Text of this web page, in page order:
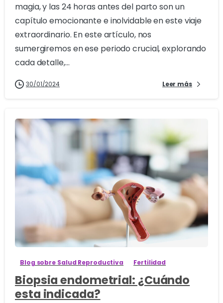
magia, y las 24 horas antes del parto son un
capítulo emocionante e inolvidable en este viaje
extraordinario. En este artículo, nos
sumergiremos en ese periodo crucial, explorando
cada detalle,...
30/01/2024 Leer más
1
Blog sobre Salud Reproductiva Fertilidad
Biopsia endometrial: ¿Cuándo
esta indicada?